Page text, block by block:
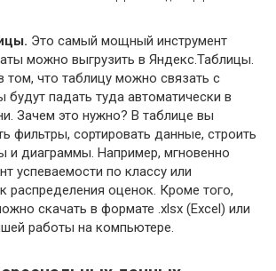
Это самый мощный инструмент
можно выгрузить в Яндекс.Таблицы.
что таблицу можно связать с
будут падать туда автоматически в
Зачем это нужно? В таблице вы
фильтры, сортировать данные, строить
и диаграммы. Например, мгновенно
успеваемости по классу или
распределения оценок. Кроме того,
скачать в формате .xlsx (Excel) или
работы на компьютере.